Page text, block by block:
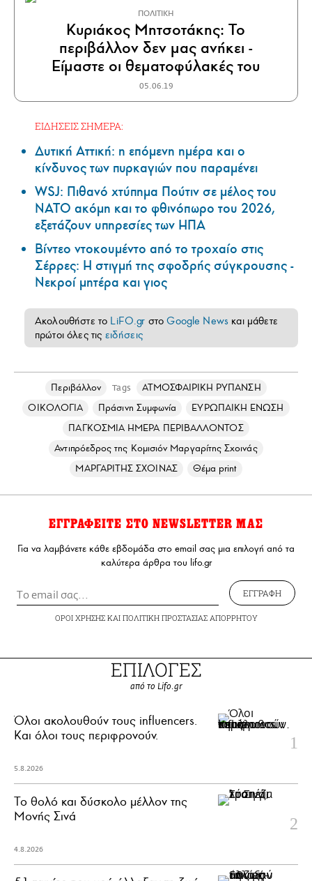
ΠΟΛΙΤΙΚΗ
Κυριάκος Μητσοτάκης: Το
περιβάλλον δεν μας ανήκει -
Είμαστε οι θεματοφύλακές του
05.06.19
ΕΙΔΗΣΕΙΣ ΣΗΜΕΡΑ:
Δυτική Αττική: η επόμενη ημέρα και ο
κίνδυνος των πυρκαγιών που παραμένει
WSJ: Πιθανό χτύπημα Πούτιν σε μέλος του
ΝΑΤΟ ακόμη και το φθινόπωρο του 2026,
εξετάζουν υπηρεσίες των ΗΠΑ
Βίντεο ντοκουμέντο από το τροχαίο στις
Σέρρες: Η στιγμή της σφοδρής σύγκρουσης -
Νεκροί μητέρα και γιος
Ακολουθήστε το LiFO.gr στοGoogle News και μάθετε
πρώτοι όλες τις ειδήσεις
Περιβάλλον Tags
ΑΤΜΟΣΦΑΙΡΙΚΗ ΡΥΠΑΝΣΗ
ΟΙΚΟΛΟΓΙΑ
Πράσινη Συμφωνία
ΕΥΡΩΠΑΙΚΗ ΕΝΩΣΗ
ΠΑΓΚΟΣΜΙΑ ΗΜΕΡΑ ΠΕΡΙΒΑΛΛΟΝΤΟΣ
Αντιπρόεδρος της Κομισιόν Μαργαρίτης Σχοινάς
ΜΑΡΓΑΡΙΤΗΣ ΣΧΟΙΝΑΣ
Θέμα print
ΕΓΓΡΑΦΕΙΤΕ ΣΤΟ NEWSLETTER ΜΑΣ
Για να λαμβάνετε κάθε εβδομάδα στο email σας μια επιλογή από τα
καλύτερα άρθρα του lifo.gr
ΕΓΓΡΑΦΗ
ΟΡΟΙ ΧΡΗΣΗΣΚΑΙ ΠΟΛΙΤΙΚΗ ΠΡΟΣΤΑΣΙΑΣ ΑΠΟΡΡΗΤΟΥ
ΕΠΙΛΟΓΕΣ
από το Lifo.gr
Όλοι ακολουθούν τους influencers.
Και όλοι τους περιφρονούν.
5.8.2026
Το θολό και δύσκολο μέλλον της
Μονής Σινά
4.8.2026